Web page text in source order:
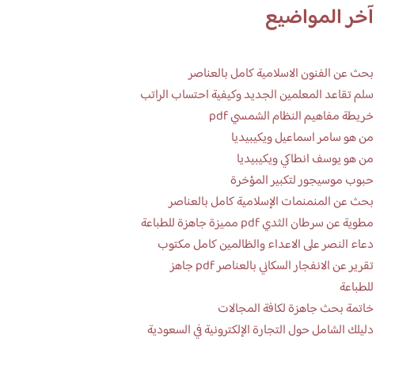
آخر المواضيع
بحث عن الفنون الاسلامية كامل بالعناصر
سلم تقاعد المعلمين الجديد وكيفية احتساب الراتب
خريطة مفاهيم النظام الشمسي pdf
من هو سامر اسماعيل ويكيبيديا
من هو يوسف انطاكي ويكيبيديا
حبوب موسيجور لتكبير المؤخرة
بحث عن المنمنمات الإسلامية كامل بالعناصر
مطوية عن سرطان الثدي pdf مميزة جاهزة للطباعة
دعاء النصر على الاعداء والظالمين كامل مكتوب
تقرير عن الانفجار السكاني بالعناصر pdf جاهز
للطباعة
خاتمة بحث جاهزة لكافة المجالات
دليلك الشامل حول التجارة الإلكترونية في السعودية